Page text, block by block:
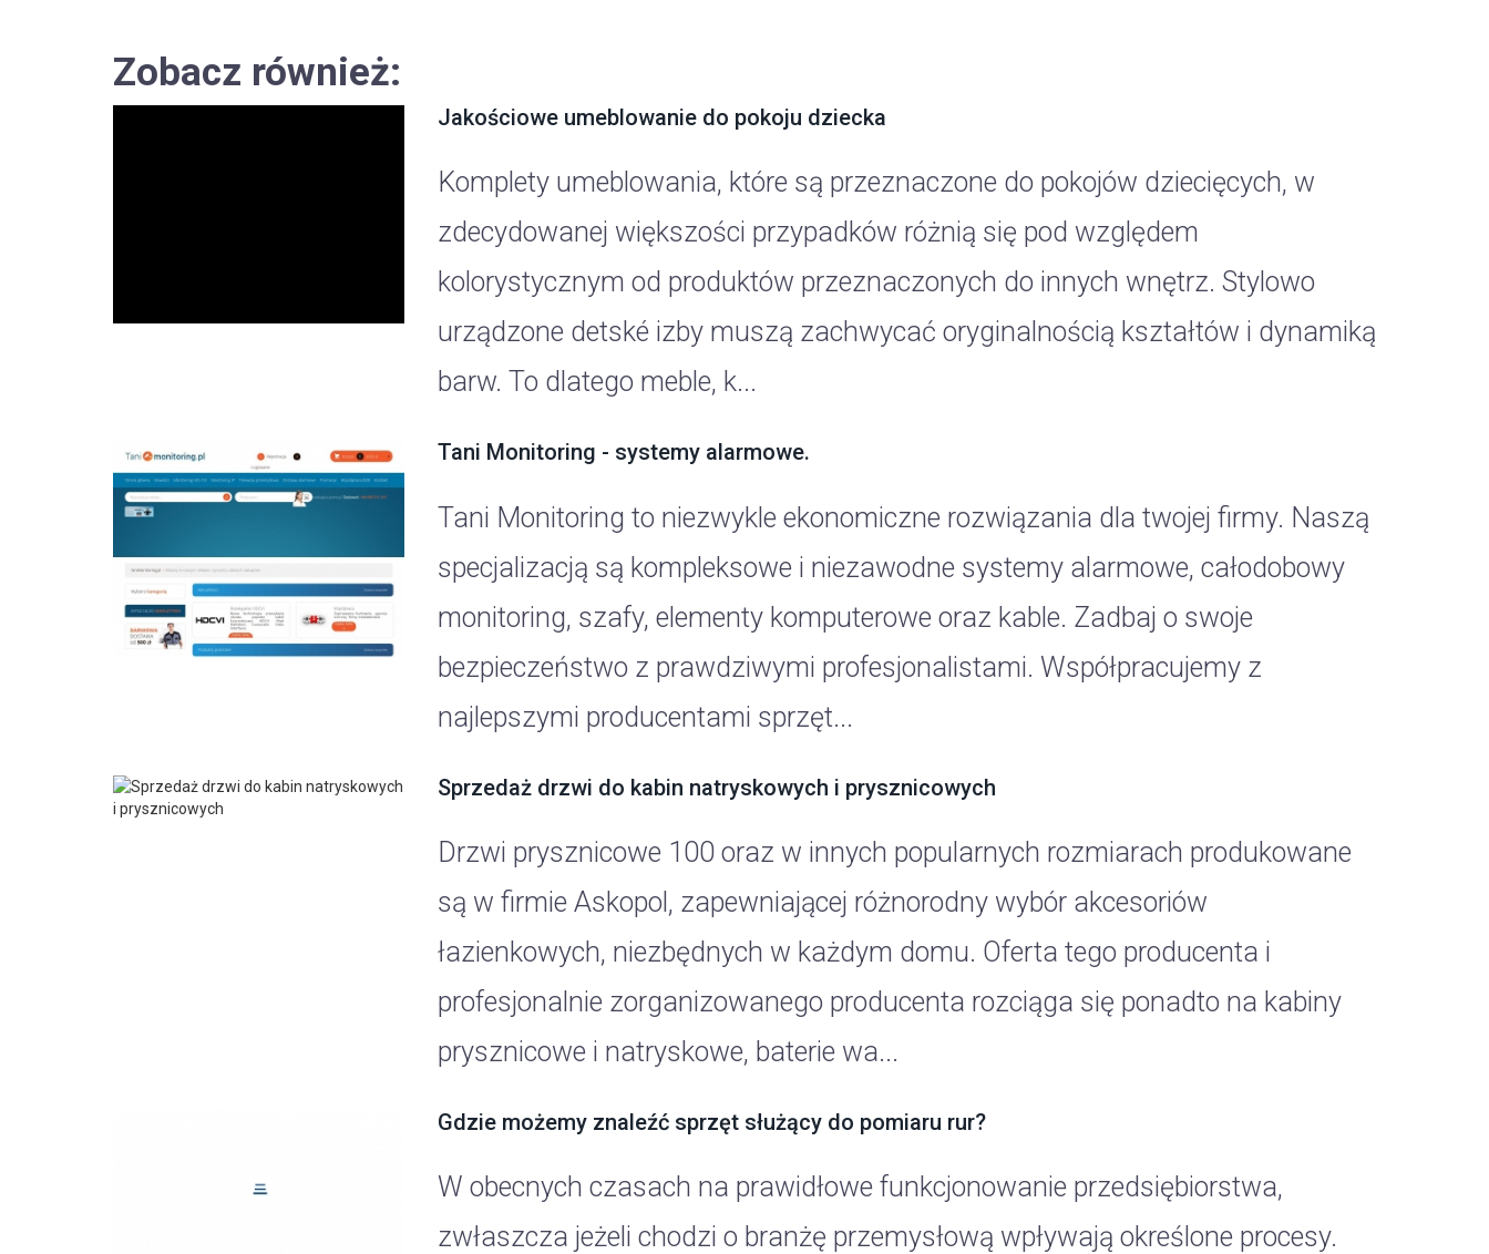
Zobacz również:
Jakościowe umeblowanie do pokoju dziecka
Komplety umeblowania, które są przeznaczone do pokojów dziecięcych, w
zdecydowanej większości przypadków różnią się pod względem
kolorystycznym od produktów przeznaczonych do innych wnętrz. Stylowo
urządzone detské izby muszą zachwycać oryginalnością kształtów i dynamiką
barw. To dlatego meble, k...
Tani Monitoring - systemy alarmowe.
Tani Monitoring to niezwykle ekonomiczne rozwiązania dla twojej firmy. Naszą
specjalizacją są kompleksowe i niezawodne systemy alarmowe, całodobowy
monitoring, szafy, elementy komputerowe oraz kable. Zadbaj o swoje
bezpieczeństwo z prawdziwymi profesjonalistami. Współpracujemy z
najlepszymi producentami sprzęt...
Sprzedaż drzwi do kabin natryskowych i prysznicowych
Drzwi prysznicowe 100 oraz w innych popularnych rozmiarach produkowane
są w firmie Askopol, zapewniającej różnorodny wybór akcesoriów
łazienkowych, niezbędnych w każdym domu. Oferta tego producenta i
profesjonalnie zorganizowanego producenta rozciąga się ponadto na kabiny
prysznicowe i natryskowe, baterie wa...
Gdzie możemy znaleźć sprzęt służący do pomiaru rur?
W obecnych czasach na prawidłowe funkcjonowanie przedsiębiorstwa,
zwłaszcza jeżeli chodzi o branżę przemysłową wpływają określone procesy.